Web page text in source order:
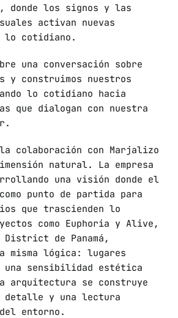
donde los signos y las
activan nuevas
lo cotidiano.
una conversación sobre
y construimos nuestros
lo cotidiano hacia
que dialogan con nuestra
colaboración con Marjalizo
natural. La empresa
una visión donde el
punto de partida para
que trascienden lo
como Euphoria y Alive,
de Panamá,
misma lógica: lugares
una sensibilidad estética
arquitectura se construye
detalle y una lectura
del entorno.